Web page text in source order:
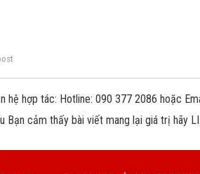
hệ hợp tác: Hotline: 090 377 2086 hoặc
Bạn cảm thấy bài viết mang lại giá trị hãy